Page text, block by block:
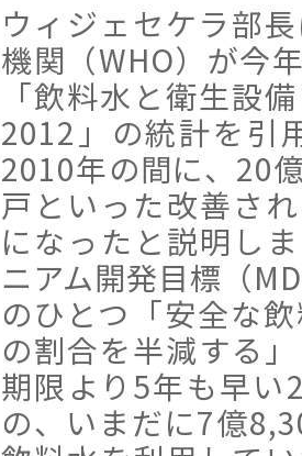
ウィジェセケラ部
機関（WHO）が今
「飲料水と衛生設
2012」の統計を引
2010年の間に、20
戸といった改善さ
になったと説明し
ニアム開発目標（
のひとつ「安全な
の割合を半減する
期限より5年も早い
の、いまだに7億